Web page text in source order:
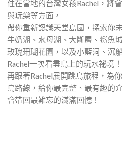
住在當地的台灣女孩Rachel，將
與玩樂等方面，
帶你重新認識天堂島國，探索你
牛奶湖、水母湖、大斷層、鯊魚
玫瑰珊瑚花園，以及小藍洞、沉
Rachel一次看盡島上的玩水祕境！
再跟著Rachel展開跳島旅程，為
島路線，給你最完整、最有趣的
會帶回最難忘的滿滿回憶！